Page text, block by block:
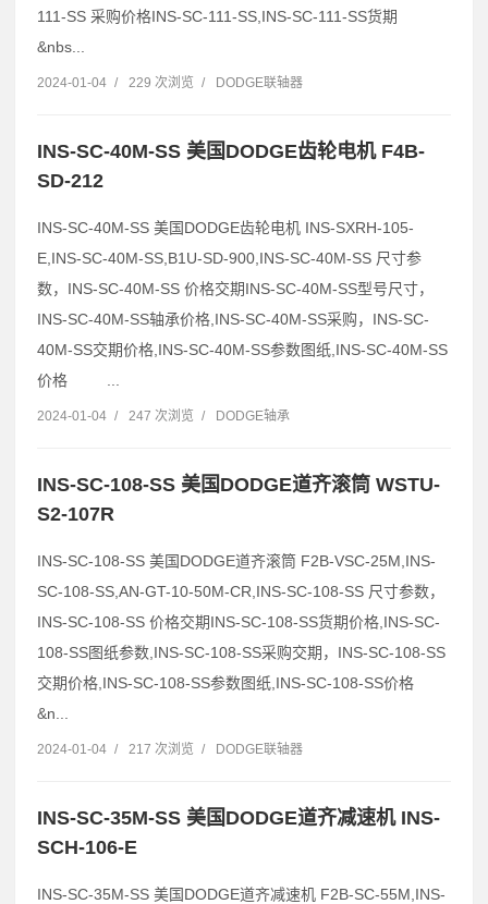
111-SS 采购价格INS-SC-111-SS,INS-SC-111-SS货期
&nbs...
2024-01-04 / 229 次浏览 / DODGE联轴器
INS-SC-40M-SS 美国DODGE齿轮电机 F4B-
SD-212
INS-SC-40M-SS 美国DODGE齿轮电机 INS-SXRH-105-
E,INS-SC-40M-SS,B1U-SD-900,INS-SC-40M-SS 尺寸参
数，INS-SC-40M-SS 价格交期INS-SC-40M-SS型号尺寸，
INS-SC-40M-SS轴承价格,INS-SC-40M-SS采购，INS-SC-
40M-SS交期价格,INS-SC-40M-SS参数图纸,INS-SC-40M-SS
价格 ...
2024-01-04 / 247 次浏览 / DODGE轴承
INS-SC-108-SS 美国DODGE道齐滚筒 WSTU-
S2-107R
INS-SC-108-SS 美国DODGE道齐滚筒 F2B-VSC-25M,INS-
SC-108-SS,AN-GT-10-50M-CR,INS-SC-108-SS 尺寸参数，
INS-SC-108-SS 价格交期INS-SC-108-SS货期价格,INS-SC-
108-SS图纸参数,INS-SC-108-SS采购交期，INS-SC-108-SS
交期价格,INS-SC-108-SS参数图纸,INS-SC-108-SS价格
&n...
2024-01-04 / 217 次浏览 / DODGE联轴器
INS-SC-35M-SS 美国DODGE道齐减速机 INS-
SCH-106-E
INS-SC-35M-SS 美国DODGE道齐减速机 F2B-SC-55M,INS-